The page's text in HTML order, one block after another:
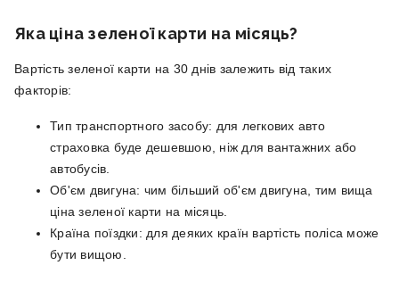
Яка ціна зеленої карти на місяць?
Вартість зеленої карти на 30 днів залежить від таких
факторів:
Тип транспортного засобу: для легкових авто
страховка буде дешевшою, ніж для вантажних або
автобусів.
Об'єм двигуна: чим більший об'єм двигуна, тим вища
ціна зеленої карти на місяць.
Країна поїздки: для деяких країн вартість поліса може
бути вищою.